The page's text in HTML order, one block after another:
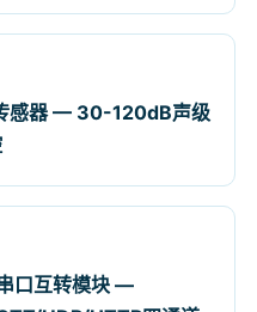
感器 — 30-120dB声级
口互转模块 —